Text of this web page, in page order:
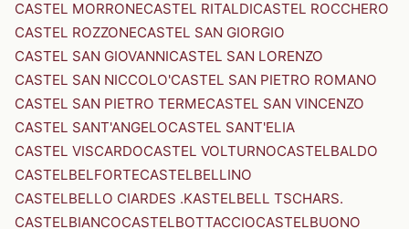
CASTEL MORRONECASTEL RITALDICASTEL ROCCHERO
CASTEL ROZZONECASTEL SAN GIORGIO
CASTEL SAN GIOVANNICASTEL SAN LORENZO
CASTEL SAN NICCOLO'CASTEL SAN PIETRO ROMANO
CASTEL SAN PIETRO TERMECASTEL SAN VINCENZO
CASTEL SANT'ANGELOCASTEL SANT'ELIA
CASTEL VISCARDOCASTEL VOLTURNOCASTELBALDO
CASTELBELFORTECASTELBELLINO
CASTELBELLO CIARDES .KASTELBELL TSCHARS.
CASTELBIANCOCASTELBOTTACCIOCASTELBUONO